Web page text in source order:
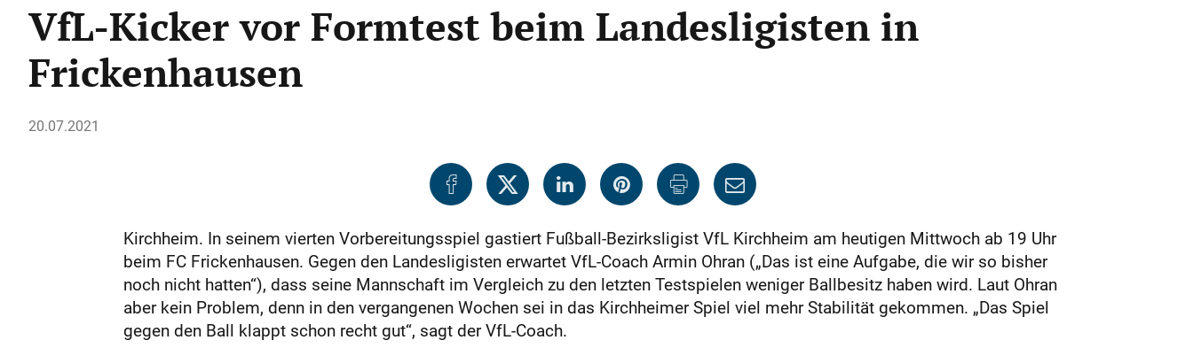
VfL-Kicker vor Formtest beim Landesligisten in
Frickenhausen
20.07.2021
Kirchheim. In seinem vierten Vorbereitungsspiel gastiert Fußball-Bezirksligist VfL Kirchheim am heutigen Mittwoch ab 19 Uhr
beim FC Frickenhausen. Gegen den Landesligisten erwartet VfL-Coach Armin Ohran („Das ist eine Aufgabe, die wir so bisher
noch nicht hatten“), dass seine Mannschaft im Vergleich zu den letzten Testspielen weniger Ballbesitz haben wird. Laut Ohran
aber kein Problem, denn in den vergangenen Wochen sei in das Kirchheimer Spiel viel mehr Stabilität gekommen. „Das Spiel
gegen den Ball klappt schon recht gut“, sagt der VfL-Coach.